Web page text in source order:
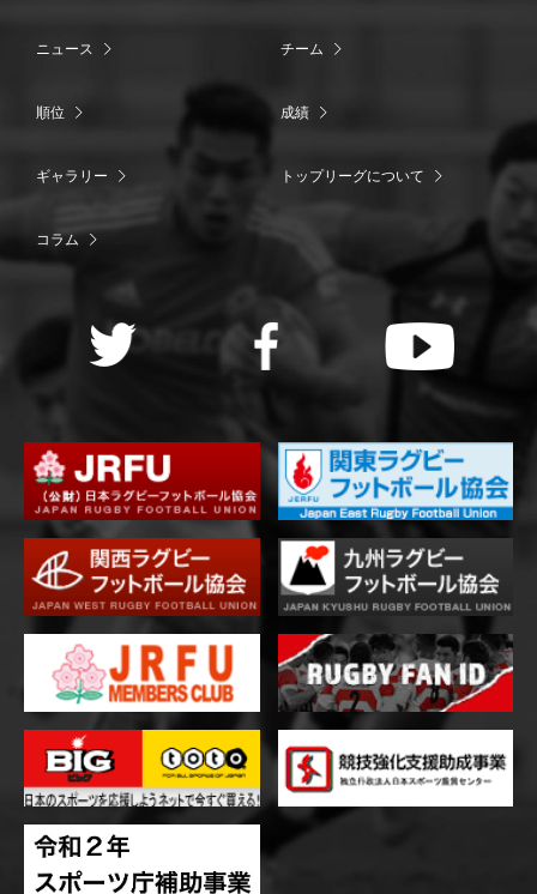
ニュース チーム
順位 成績
ギャラリー トップリーグについて
コラム